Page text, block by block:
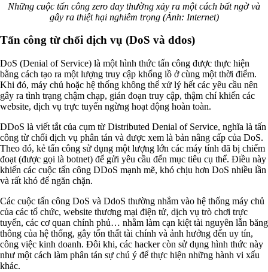
Những cuộc tấn công zero day thường xảy ra một cách bất ngờ và
gây ra thiệt hại nghiêm trọng (Ảnh: Internet)
Tấn công từ chối dịch vụ (DoS và ddos)
DoS (Denial of Service) là một hình thức tấn công được thực hiện
bằng cách tạo ra một lượng truy cập khổng lồ ở cùng một thời điểm.
Khi đó, máy chủ hoặc hệ thống không thể xử lý hết các yêu cầu nên
gây ra tình trạng chậm chạp, gián đoạn truy cập, thậm chí khiến các
website, dịch vụ trực tuyến ngừng hoạt động hoàn toàn.
DDoS là viết tắt của cụm từ Distributed Denial of Service, nghĩa là tấn
công từ chối dịch vụ phân tán và được xem là bản nâng cấp của DoS.
Theo đó, kẻ tấn công sử dụng một lượng lớn các máy tính đã bị chiếm
đoạt (được gọi là botnet) để gửi yêu cầu đến mục tiêu cụ thể. Điều này
khiến các cuộc tấn công DDoS mạnh mẽ, khó chịu hơn DoS nhiều lần
và rất khó để ngăn chặn.
Các cuộc tấn công DoS và DdoS thường nhắm vào hệ thống máy chủ
của các tổ chức, website thương mại điện tử, dịch vụ trò chơi trực
tuyến, các cơ quan chính phủ… nhằm làm cạn kiệt tài nguyên lẫn băng
thông của hệ thống, gây tổn thất tài chính và ảnh hưởng đến uy tín,
công việc kinh doanh. Đôi khi, các hacker còn sử dụng hình thức này
như một cách làm phân tán sự chú ý để thực hiện những hành vi xấu
khác.